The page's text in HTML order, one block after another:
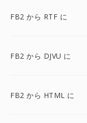
FB2 から RTF に
FB2 から DJVU に
FB2 から HTML に